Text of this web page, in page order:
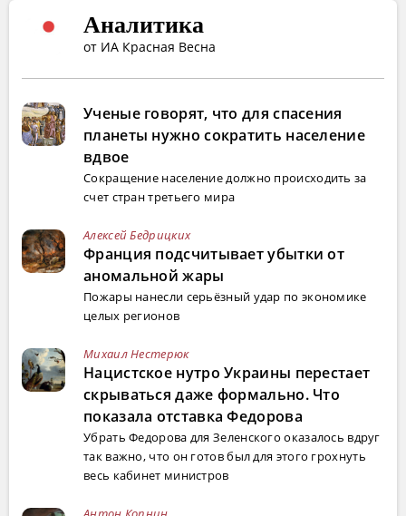
Аналитика
от ИА Красная Весна
Ученые говорят, что для спасения
планеты нужно сократить население
вдвое
Сокращение население должно происходить за
счет стран третьего мира
Алексей Бедрицких
Франция подсчитывает убытки от
аномальной жары
Пожары нанесли серьёзный удар по экономике
целых регионов
Михаил Нестерюк
Нацистское нутро Украины перестает
скрываться даже формально. Что
показала отставка Федорова
Убрать Федорова для Зеленского оказалось вдруг
так важно, что он готов был для этого грохнуть
весь кабинет министров